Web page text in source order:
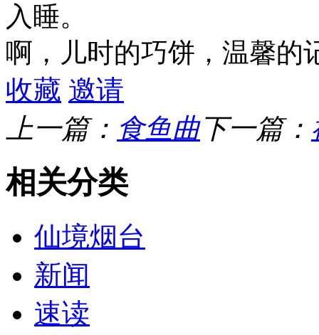
入睡。
啊，儿时的巧饼，温馨的
收藏 邀请
上一篇： 食鱼曲下一篇：
相关分类
仙境烟台
新闻
速读